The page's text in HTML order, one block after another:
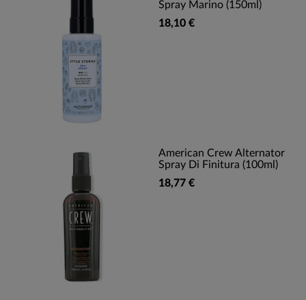
Spray Marino (150ml)
18,10 €
American Crew Alternator
Spray Di Finitura (100ml)
18,77 €